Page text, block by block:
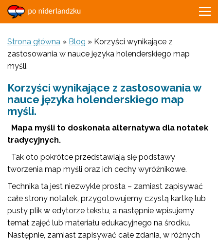
Strona główna » Blog » Korzyści wynikające z
zastosowania w nauce języka holenderskiego map
myśli.
Korzyści wynikające z zastosowania w
nauce języka holenderskiego map
myśli.
Mapa myśli to doskonała alternatywa dla notatek
tradycyjnych.
Tak oto pokrótce przedstawiają się podstawy
tworzenia map myśli oraz ich cechy wyróżnikowe.
Technika ta jest niezwykle prosta – zamiast zapisywać
całe strony notatek, przygotowujemy czystą kartkę lub
pusty plik w edytorze tekstu, a następnie wpisujemy
temat zajęć lub materiału edukacyjnego na środku.
Następnie, zamiast zapisywać całe zdania, w różnych